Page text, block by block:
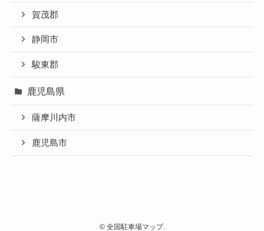
賀茂郡
静岡市
駿東郡
鹿児島県
薩摩川内市
鹿児島市
©全国駐車場マップ.